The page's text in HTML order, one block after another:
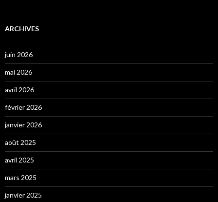
ARCHIVES
juin 2026
mai 2026
avril 2026
février 2026
janvier 2026
août 2025
avril 2025
mars 2025
janvier 2025